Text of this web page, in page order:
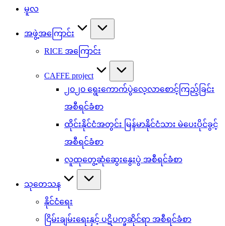
မူလ
အဖွဲ့အကြောင်း
RICE အကြောင်း
CAFFE project
၂၀၂၀ ရွေးကောက်ပွဲလေ့လာစောင့်ကြည့်ခြင်း
အစီရင်ခံစာ
ထိုင်းနိုင်ငံအတွင်း မြန်မာနိုင်ငံသား မဲပေးပိုင်ခွင့်
အစီရင်ခံစာ
လူထုတွေ့ဆုံဆွေးနွေးပွဲ အစီရင်ခံစာ
သုတေသန
နိုင်ငံရေး
ငြိမ်းချမ်းရေးနှင့် ပဋိပက္ခဆိုင်ရာ အစီရင်ခံစာ